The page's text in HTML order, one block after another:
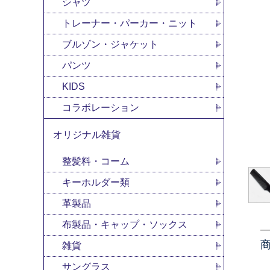
シャツ
トレーナー・パーカー・ニット
ブルゾン・ジャケット
パンツ
KIDS
コラボレーション
オリジナル雑貨
整髪料・コーム
キーホルダー類
革製品
布製品・キャップ・ソックス
雑貨
サングラス